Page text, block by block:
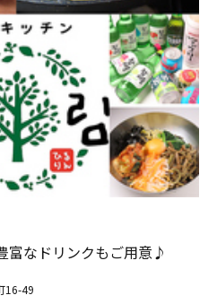
富なドリンクもご用意♪
16-49